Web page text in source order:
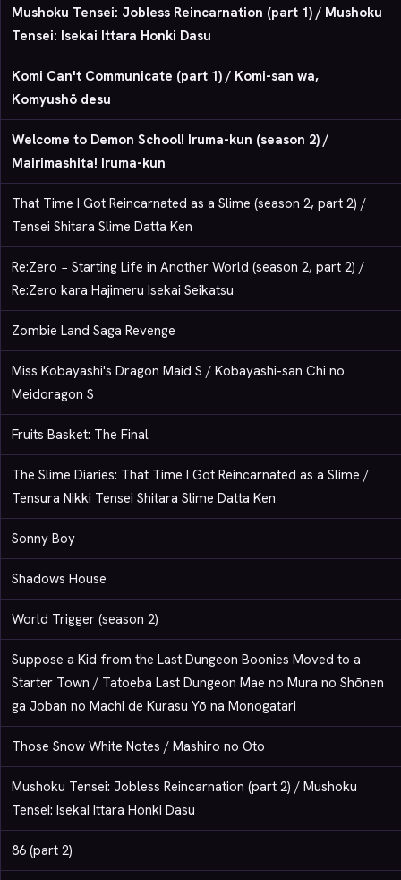
Mushoku Tensei: Jobless Reincarnation (part 1) / Mushoku
Tensei: Isekai Ittara Honki Dasu
Komi Can't Communicate (part 1) / Komi-san wa,
Komyushō desu
Welcome to Demon School! Iruma-kun (season 2) /
Mairimashita! Iruma-kun
That Time I Got Reincarnated as a Slime (season 2, part 2) /
Tensei Shitara Slime Datta Ken
Re:Zero − Starting Life in Another World (season 2, part 2) /
Re:Zero kara Hajimeru Isekai Seikatsu
Zombie Land Saga Revenge
Miss Kobayashi's Dragon Maid S / Kobayashi-san Chi no
Meidoragon S
Fruits Basket: The Final
The Slime Diaries: That Time I Got Reincarnated as a Slime /
Tensura Nikki Tensei Shitara Slime Datta Ken
Sonny Boy
Shadows House
World Trigger (season 2)
Suppose a Kid from the Last Dungeon Boonies Moved to a
Starter Town / Tatoeba Last Dungeon Mae no Mura no Shōnen
ga Joban no Machi de Kurasu Yō na Monogatari
Those Snow White Notes / Mashiro no Oto
Mushoku Tensei: Jobless Reincarnation (part 2) / Mushoku
Tensei: Isekai Ittara Honki Dasu
86 (part 2)